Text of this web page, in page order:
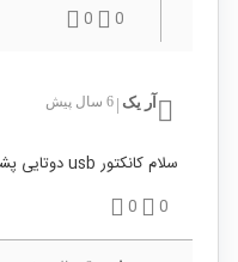
0
0
آر یک 6 سال پیش
سلام کانکتور usb دوتایی پشت کیس ندارین؟
0
0